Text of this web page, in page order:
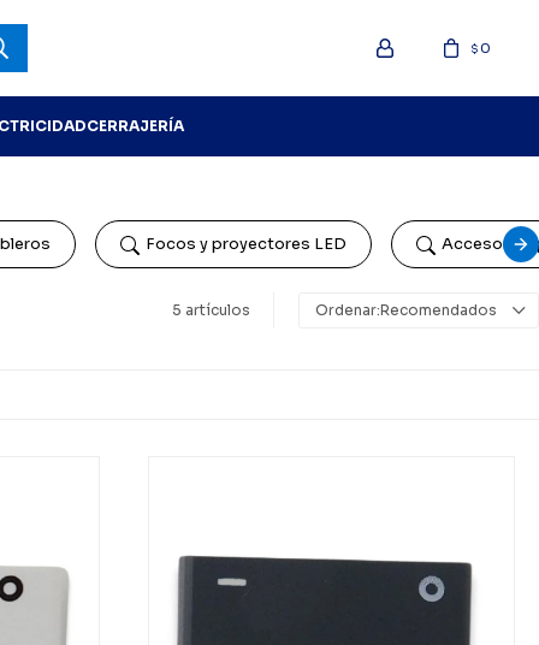
CERRAJERÍA
$0
Focos y proyectores LED Accesorios
5 artículos Recomendados